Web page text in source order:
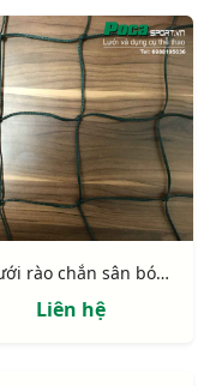
Lưới rào chắn sân bóng ô 120mm sợi BR 2,5mm
Liên hệ